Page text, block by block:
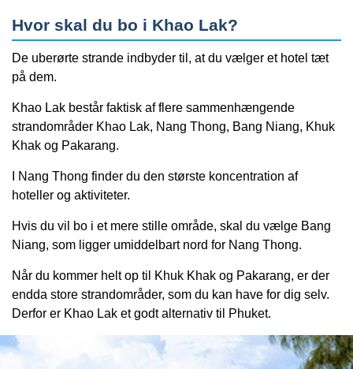
Hvor skal du bo i Khao Lak?
De uberørte strande indbyder til, at du vælger et hotel tæt
på dem.
Khao Lak består faktisk af flere sammenhængende
strandområder Khao Lak, Nang Thong, Bang Niang, Khuk
Khak og Pakarang.
I Nang Thong finder du den største koncentration af
hoteller og aktiviteter.
Hvis du vil bo i et mere stille område, skal du vælge Bang
Niang, som ligger umiddelbart nord for Nang Thong.
Når du kommer helt op til Khuk Khak og Pakarang, er der
endda store strandområder, som du kan have for dig selv.
Derfor er Khao Lak et godt alternativ til Phuket.